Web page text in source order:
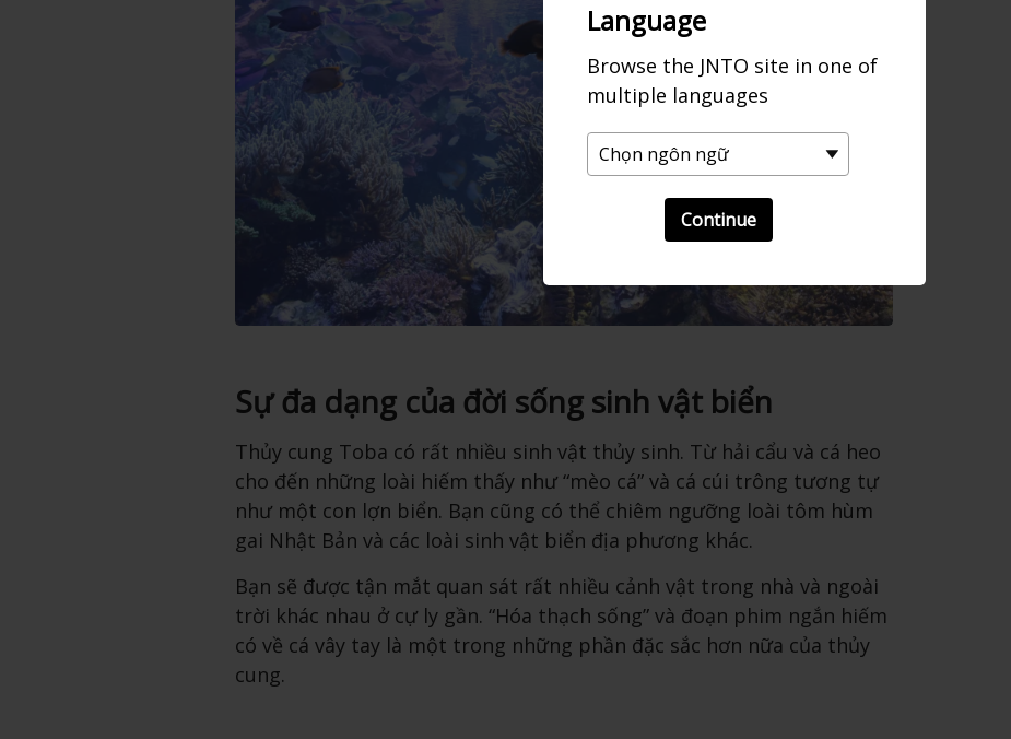
Language
Browse the JNTO site in one of
multiple languages
Continue
Sự đa dạng của đời sống sinh vật biển
Thủy cung Toba có rất nhiều sinh vật thủy sinh. Từ hải cẩu và cá heo
cho đến những loài hiếm thấy như “mèo cá” và cá cúi trông tương tự
như một con lợn biển. Bạn cũng có thể chiêm ngưỡng loài tôm hùm
gai Nhật Bản và các loài sinh vật biển địa phương khác.
Bạn sẽ được tận mắt quan sát rất nhiều cảnh vật trong nhà và ngoài
trời khác nhau ở cự ly gần. “Hóa thạch sống” và đoạn phim ngắn hiếm
có về cá vây tay là một trong những phần đặc sắc hơn nữa của thủy
cung.